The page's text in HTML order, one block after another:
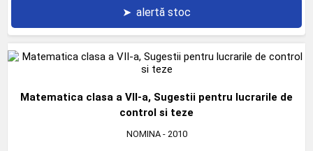
➤ alertă stoc
Matematica clasa a VII-a, Sugestii pentru lucrarile de
control si teze
NOMINA- 2010